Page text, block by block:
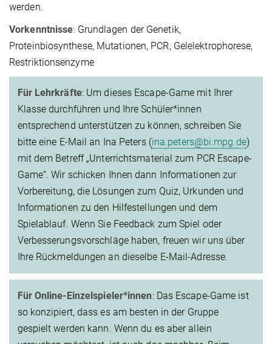
werden.
Vorkenntnisse: Grundlagen der Genetik,
Proteinbiosynthese, Mutationen, PCR, Gelelektrophorese,
Restriktionsenzyme
Für Lehrkräfte: Um dieses Escape-Game mit Ihrer
Klasse durchführen und Ihre Schüler*innen
entsprechend unterstützen zu können, schreiben Sie
bitte eine E-Mail an Ina Peters (ina.peters@bi.mpg.de)
mit dem Betreff „Unterrichtsmaterial zum PCR Escape-
Game“. Wir schicken Ihnen dann Informationen zur
Vorbereitung, die Lösungen zum Quiz, Urkunden und
Informationen zu den Hilfestellungen und dem
Spielablauf. Wenn Sie Feedback zum Spiel oder
Verbesserungsvorschläge haben, freuen wir uns über
Ihre Rückmeldungen an dieselbe E-Mail-Adresse.
Für Online-Einzelspieler*innen: Das Escape-Game ist
so konzipiert, dass es am besten in der Gruppe
gespielt werden kann. Wenn du es aber allein